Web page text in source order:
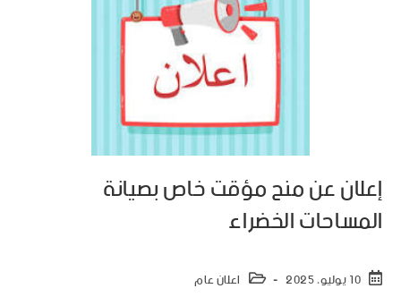
إعلان عن منح مؤقت خاص بصيانة
المساحات الخضراء
10 يوليو، 2025 اعلان عام